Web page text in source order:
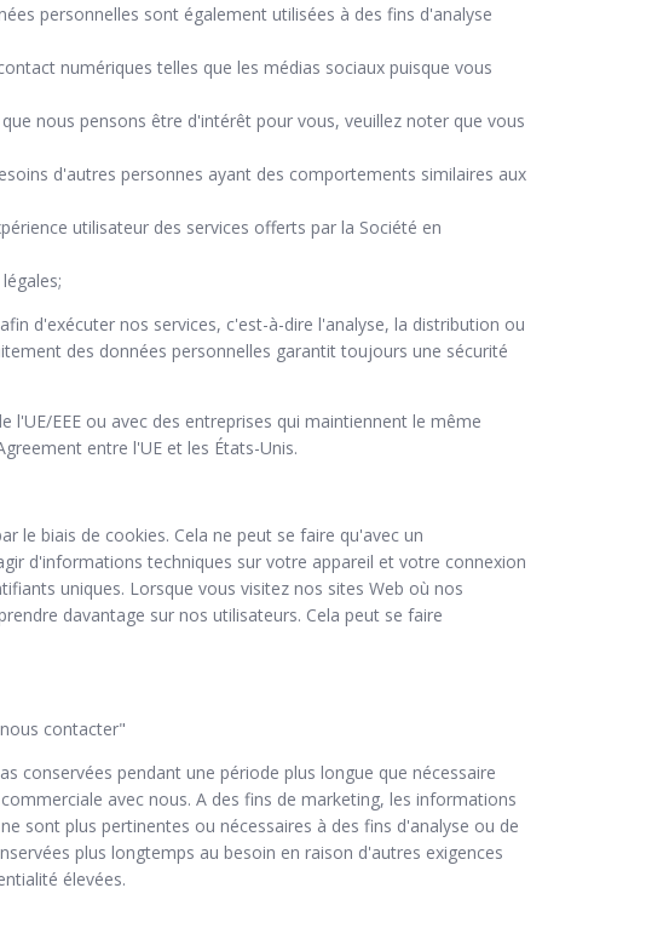
personnelles sont également utilisées à des fins d'analyse
numériques telles que les médias sociaux puisque vous
nous pensons être d'intérêt pour vous, veuillez noter que vous
d'autres personnes ayant des comportements similaires aux
utilisateur des services offerts par la Société en
d'exécuter nos services, c'est-à-dire l'analyse, la distribution ou
des données personnelles garantit toujours une sécurité
EEE ou avec des entreprises qui maintiennent le même
entre l'UE et les États-Unis.
le biais de cookies. Cela ne peut se faire qu'avec un
d'informations techniques sur votre appareil et votre connexion
uniques. Lorsque vous visitez nos sites Web où nos
davantage sur nos utilisateurs. Cela peut se faire
contacter"
conservées pendant une période plus longue que nécessaire
avec nous. A des fins de marketing, les informations
sont plus pertinentes ou nécessaires à des fins d'analyse ou de
plus longtemps au besoin en raison d'autres exigences
élevées.